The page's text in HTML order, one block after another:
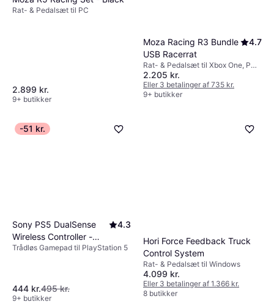
Rat- & Pedalsæt til PC
2.899 kr.
9+ butikker
Moza Racing R3 Bundle
USB Racerrat
4.7
Rat- & Pedalsæt til Xbox One, PC,
Xbox Series X, Xbox Series S
2.205 kr.
Eller 3 betalinger af 735 kr.
9+ butikker
-51 kr.
Sony PS5 DualSense
Wireless Controller -
Cosmic Red
4.3
Trådløs Gamepad til PlayStation 5
444 kr.495 kr.
9+ butikker
Hori Force Feedback Truck
Control System
Rat- & Pedalsæt til Windows
4.099 kr.
Eller 3 betalinger af 1.366 kr.
8 butikker